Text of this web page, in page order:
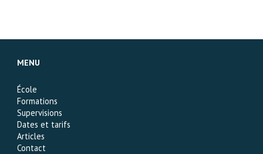
MENU
École
Formations
Supervisions
Dates et tarifs
Articles
Contact